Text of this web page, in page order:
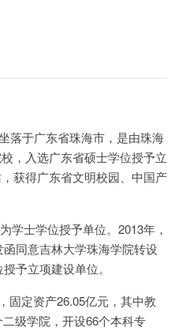
落于广东省珠海市，是由珠海
，入选广东省硕士学位授予立
获得广东省文明校园、中国产
学士学位授予单位。2013年，
同意吉林大学珠海学院转设
予立项建设单位。
固定资产26.05亿元，其中教
级学院，开设66个本科专